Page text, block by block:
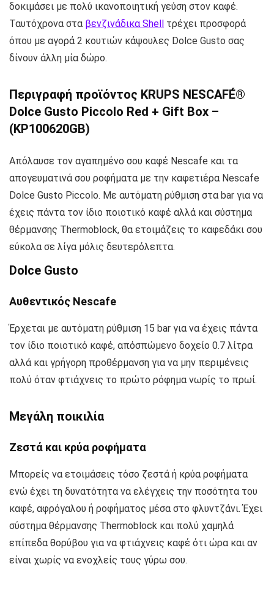
δοκιμάσει με πολύ ικανοποιητική γεύση στον καφέ.
Ταυτόχρονα στα βενζινάδικα Shell τρέχει προσφορά
όπου με αγορά 2 κουτιών κάψουλες Dolce Gusto σας
δίνουν άλλη μία δώρο.
Περιγραφή προϊόντος KRUPS NESCAFÉ®
Dolce Gusto Piccolo Red + Gift Box –
(KP100620GB)
Απόλαυσε τον αγαπημένο σου καφέ Nescafe και τα
απογευματινά σου ροφήματα με την καφετιέρα Nescafe
Dolce Gusto Piccolo. Με αυτόματη ρύθμιση στα bar για να
έχεις πάντα τον ίδιο ποιοτικό καφέ αλλά και σύστημα
θέρμανσης Thermoblock, θα ετοιμάζεις το καφεδάκι σου
εύκολα σε λίγα μόλις δευτερόλεπτα.
Dolce Gusto
Αυθεντικός Nescafe
Έρχεται με αυτόματη ρύθμιση 15 bar για να έχεις πάντα
τον ίδιο ποιοτικό καφέ, απόσπώμενο δοχείο 0.7 λίτρα
αλλά και γρήγορη προθέρμανση για να μην περιμένεις
πολύ όταν φτιάχνεις το πρώτο ρόφημα νωρίς το πρωί.
Μεγάλη ποικιλία
Ζεστά και κρύα ροφήματα
Μπορείς να ετοιμάσεις τόσο ζεστά ή κρύα ροφήματα
ενώ έχει τη δυνατότητα να ελέγχεις την ποσότητα του
καφέ, αφρόγαλου ή ροφήματος μέσα στο φλυντζάνι. Έχει
σύστημα θέρμανσης Thermoblock και πολύ χαμηλά
επίπεδα θορύβου για να φτιάχνεις καφέ ότι ώρα και αν
είναι χωρίς να ενοχλείς τους γύρω σου.